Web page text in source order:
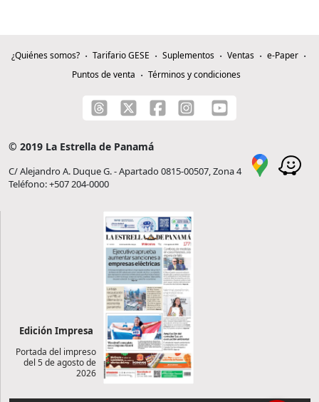
¿Quiénes somos? Tarifario GESE Suplementos Ventas
e-Paper
Puntos de venta
Términos y condiciones
© 2019 La Estrella de Panamá
C/ Alejandro A. Duque G. - Apartado 0815-00507, Zona 4
Teléfono: +507 204-0000
Edición Impresa
Portada del impreso
del 5 de agosto de
2026